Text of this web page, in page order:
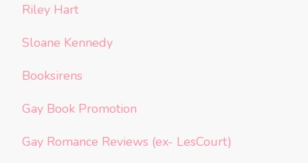
Riley Hart
Sloane Kennedy
Booksirens
Gay Book Promotion
Gay Romance Reviews (ex- LesCourt)